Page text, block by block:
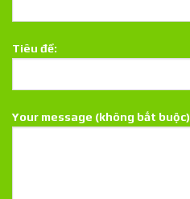
Tiêu đề:
Your message (không bắt buộc)